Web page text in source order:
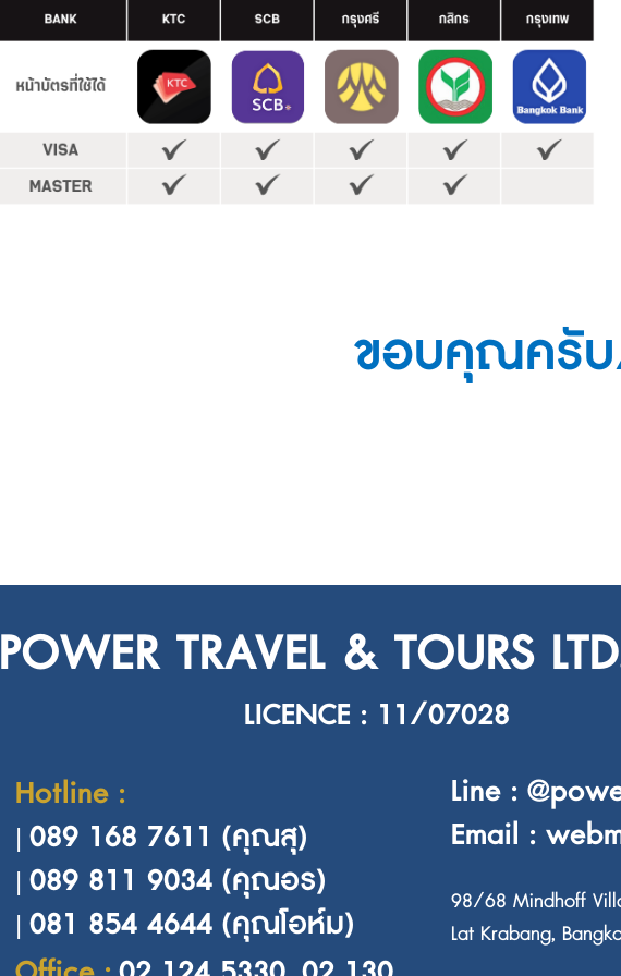
ขอบคุณครั
POWER TRAVEL & TOURS
LICENCE : 11/07028
Hotline :
| 089 168 7611 (คุณสุ)
| 089 811 9034 (คุณอร)
| 081 854 4644 (คุณโอห์ม)
Line :
Email :
98/68 Mindhoff
Lat Krabang,